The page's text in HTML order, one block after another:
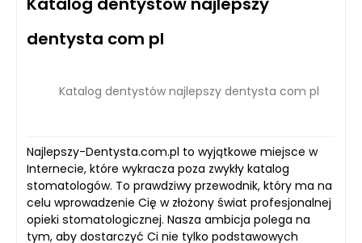
dentysta com pl
Katalog dentystów najlepszy dentysta com pl
Najlepszy-Dentysta.com.pl to wyjątkowe miejsce w
Internecie, które wykracza poza zwykły katalog
stomatologów. To prawdziwy przewodnik, który ma na
celu wprowadzenie Cię w złożony świat profesjonalnej
opieki stomatologicznej. Nasza ambicja polega na
tym, aby dostarczyć Ci nie tylko podstawowych